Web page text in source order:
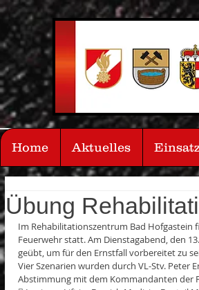
Übung
Im Rehabilitationszentrum Bad
Feuerwehr statt. Am Dienstagabend, den
geübt, um für den Ernstfall vorbereitet zu
Vier Szenarien wurden durch VL-Stv. Peter
Abstimmung mit dem Kommandanten der
Home Aktuelles